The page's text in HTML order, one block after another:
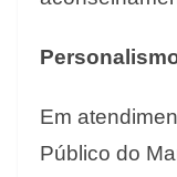
Em
Público do